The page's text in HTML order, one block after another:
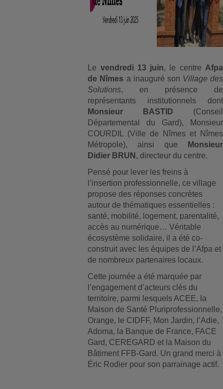
Le vendredi 13 juin, le centre Afpa
de Nîmes a inauguré son Village des
Solutions, en présence de
représentants institutionnels dont
Monsieur BASTID (Conseil
Départemental du Gard), Monsieur
COURDIL (Ville de Nîmes et Nîmes
Métropole), ainsi que
Monsieur
Didier BRUN , directeur du centre.
Pensé pour lever les freins à
l’insertion professionnelle, ce village
propose des réponses concrètes
autour de thématiques essentielles :
santé, mobilité, logement, parentalité,
accès au numérique… Véritable
écosystème solidaire, il a été co-
construit avec les équipes de l’Afpa et
de nombreux partenaires locaux.
Cette journée a été marquée par
l’engagement d’acteurs clés du
territoire, parmi lesquels ACEE, la
Maison de Santé Pluriprofessionnelle,
Orange, le CIDFF, Mon Jardin, l’Adie,
Adoma, la Banque de France, FACE
Gard, CEREGARD et la Maison du
Bâtiment FFB-Gard. Un grand merci à
Éric Rodier pour son parrainage actif.